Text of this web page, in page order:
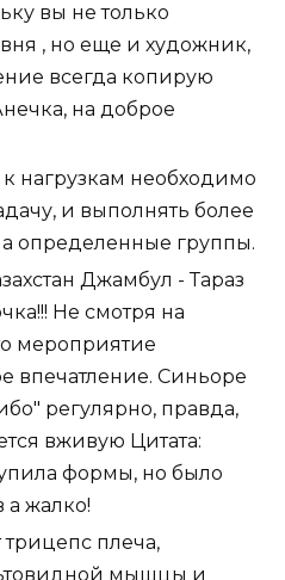
вы не только
, но еще и художник,
всегда копирую
на доброе
нагрузкам необходимо
и выполнять более
определенные группы.
Джамбул - Тараз
Не смотря на
мероприятие
впечатление. Синьоре
регулярно, правда,
вживую Цитата:
формы, но было
а жалко!
плеча,
мышцы и